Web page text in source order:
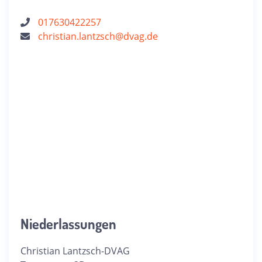
017630422257
christian.lantzsch@dvag.de
Niederlassungen
Christian Lantzsch-DVAG